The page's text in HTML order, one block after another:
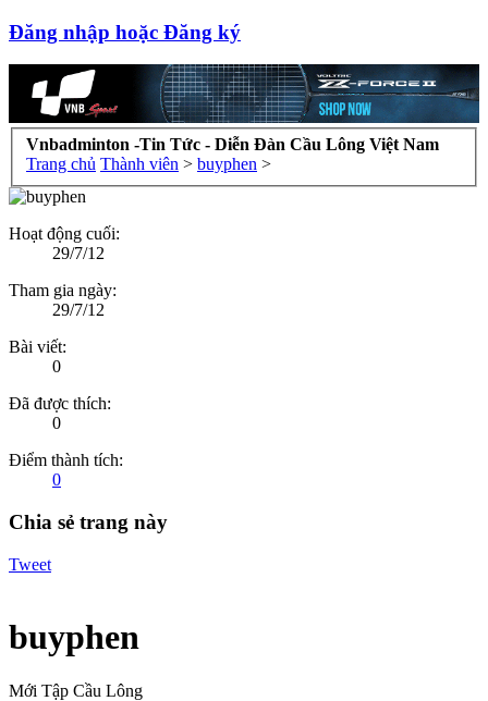
Đăng nhập hoặc Đăng ký
Vnbadminton -Tin Tức - Diễn Đàn Cầu Lông Việt Nam
Trang chủ Thành viên > buyphen >
Hoạt động cuối:
29/7/12
Tham gia ngày:
29/7/12
Bài viết:
0
Đã được thích:
0
Điểm thành tích:
0
Chia sẻ trang này
Tweet
buyphen
Mới Tập Cầu Lông